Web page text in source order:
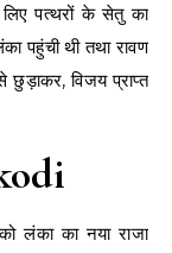
पत्थरों के सेतु का
पहुंची थी तथा रावण
छुड़ाकर, विजय प्राप्त
लंका का नया राजा